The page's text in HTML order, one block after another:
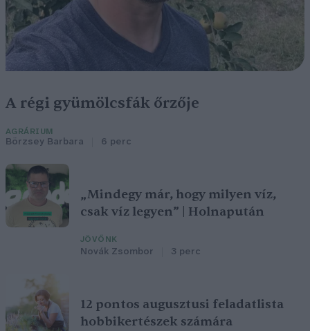
A régi gyümölcsfák őrzője
AGRÁRIUM
Börzsey Barbara 6 perc
„Mindegy már, hogy milyen víz,
csak víz legyen” | Holnapután
JÖVŐNK
Novák Zsombor 3 perc
12 pontos augusztusi feladatlista
hobbikertészek számára